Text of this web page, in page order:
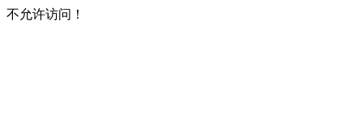
不允许访问！